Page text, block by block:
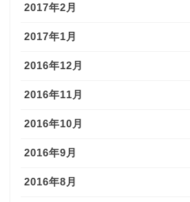
2017年2月
2017年1月
2016年12月
2016年11月
2016年10月
2016年9月
2016年8月